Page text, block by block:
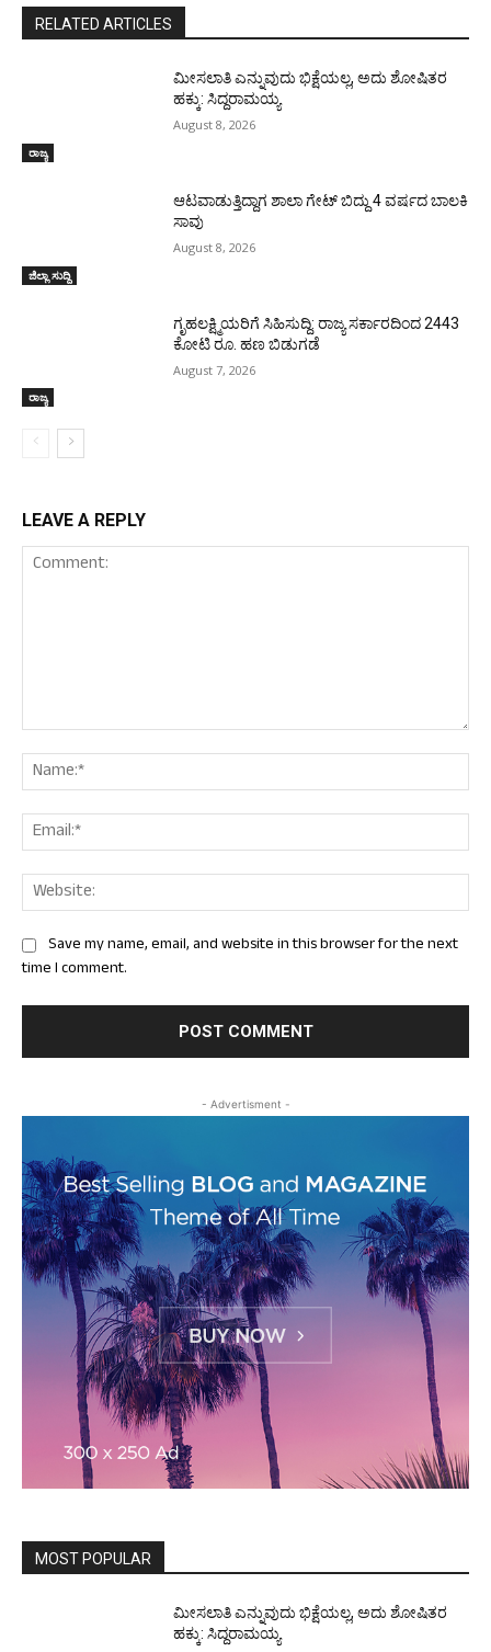
RELATED ARTICLES
ರಾಜ್ಯ
ಮೀಸಲಾತಿ ಎನ್ನುವುದು ಭಿಕ್ಷೆಯಲ್ಲ, ಅದು ಶೋಷಿತರ
ಹಕ್ಕು: ಸಿದ್ದರಾಮಯ್ಯ
August 8, 2026
ಜಿಲ್ಲಾ ಸುದ್ದಿ
ಆಟವಾಡುತ್ತಿದ್ದಾಗ ಶಾಲಾ ಗೇಟ್‌ ಬಿದ್ದು 4 ವರ್ಷದ ಬಾಲಕಿ
ಸಾವು
August 8, 2026
ರಾಜ್ಯ
ಗೃಹಲಕ್ಷ್ಮಿಯರಿಗೆ ಸಿಹಿಸುದ್ದಿ: ರಾಜ್ಯ ಸರ್ಕಾರದಿಂದ 2443
ಕೋಟಿ ರೂ. ಹಣ ಬಿಡುಗಡೆ
August 7, 2026
LEAVE A REPLY
Save my name, email, and website in this browser for the next
time I comment.
- Advertisment -
MOST POPULAR
ಮೀಸಲಾತಿ ಎನ್ನುವುದು ಭಿಕ್ಷೆಯಲ್ಲ, ಅದು ಶೋಷಿತರ
ಹಕ್ಕು: ಸಿದ್ದರಾಮಯ್ಯ